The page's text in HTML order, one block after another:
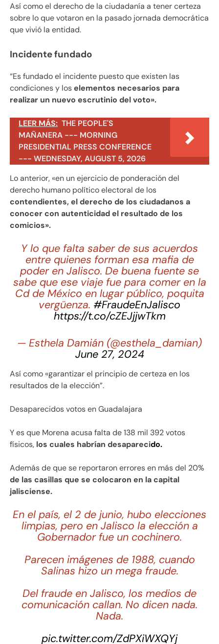
Así como el derecho de la ciudadanía a tener certeza
sobre lo que votaron en la pasado jornada democrática
que vivió la entidad.
Incidente fundado
“Es fundado el incidente puesto que existen las
condiciones y loselementos necesarios para
realizar un nuevo escrutinio del voto».
LEER MÁS: THE PEOPLE'S
MAÑANERA --- MORNING
PRESIDENTIAL PRESS CONFERENCE
--- WEDNESDAY, AUGUST 5, 2026
Lo anterior, «en un ejercicio de ponderación del
derecho humano político electoral de los
contendientes, el derecho de los ciudadanos a
conocer con autenticidad el resultado de los
comicios».
Y lo que falta saber de sus acuerdos
entre quienes forman esa mafia de
poder en Jalisco. De buena fuente se
sabe que ese viaje fue para comer en la
Cd de México en lugar público, poquita
vergüenza. #FraudeEnJalisco
https://t.co/cZEJjjwTkm
— Esthela Damián (@esthela_damian)
June 27, 2024
Así como «garantizar el principio de certeza en los
resultados de la elección”.
Desaparecidos votos en Guadalajara
Y es que Morena acusa falta de 138 mil 392 votos
físicos, los cuales habrían desaparecido.
Además de que se reportaron errores en más del 20%
de las casillas que se colocaron en la capital
jalisciense.
En el país, el 2 de junio, hubo elecciones
limpias, pero en Jalisco la elección a
Gobernador fue un cochinero.
Parecen imágenes de 1988, cuando
Salinas hizo un mega fraude.
Del fraude en Jalisco, los medios de
comunicación callan. No dicen nada.
Nada.
pic.twitter.com/ZdPXiWXQYj